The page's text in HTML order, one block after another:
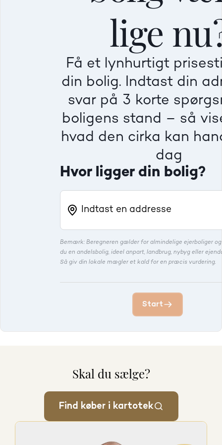
lige
Få et lynhurtigt
din bolig. Indtast din
svar på 3 korte
boligens stand – så
hvad den cirka kan
dag
Hvor ligger din bolig?
Bemærk: Beregneren gælder for almindelige ejerboliger og
du en andelsbolig, ideel anpart, landbrug, nybyg eller
Så giv din lokale mægler et kald for en præcis vurdering.
Dårlig
Mindre god
Dårlig
Mindre god
Dårlig
Mindre god
Villa
Beregner pris
Start
Skal du sælge?
Find køber i kartotek